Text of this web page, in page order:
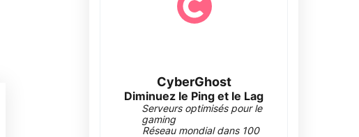
CyberGhost
Diminuez le Ping et le Lag
Serveurs optimisés pour le
gaming
Réseau mondial dans 100